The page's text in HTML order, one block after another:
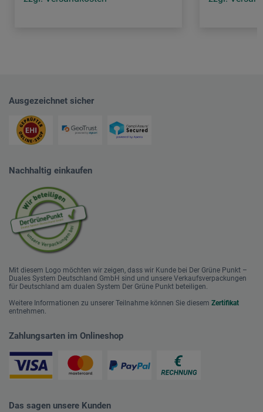
Ausgezeichnet sicher
Nachhaltig einkaufen
Mit diesem Logo möchten wir zeigen, dass wir Kunde bei Der Grüne Punkt –
Duales System Deutschland GmbH sind und unsere Verkaufsverpackungen
für Deutschland am dualen System Der Grüne Punkt beteiligen.
Weitere Informationen zu unserer Teilnahme können Sie diesem Zertifikat
entnehmen.
Zahlungsarten im Onlineshop
Das sagen unsere Kunden